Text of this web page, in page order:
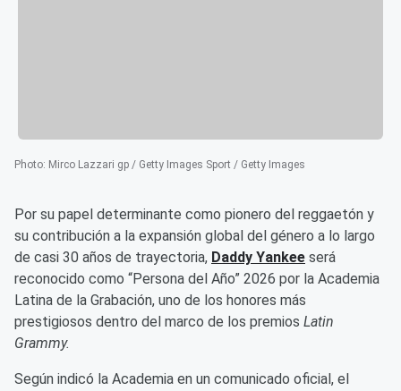
Photo: Mirco Lazzari gp / Getty Images Sport / Getty Images
Por su papel determinante como pionero del reggaetón y
su contribución a la expansión global del género a lo largo
de casi 30 años de trayectoria, Daddy Yankee será
reconocido como “Persona del Año” 2026 por la Academia
Latina de la Grabación, uno de los honores más
prestigiosos dentro del marco de los premios Latin
Grammy.
Según indicó la Academia en un comunicado oficial, el